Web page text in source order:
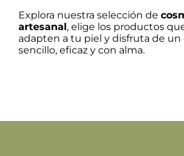
Explora nuestra selección de
artesanal, elige los productos
adapten a tu piel y disfruta de un
sencillo, eficaz y con alma.